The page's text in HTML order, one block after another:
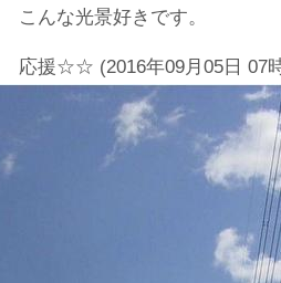
こんな光景好きです。
応援☆☆ (2016年09月05日 07